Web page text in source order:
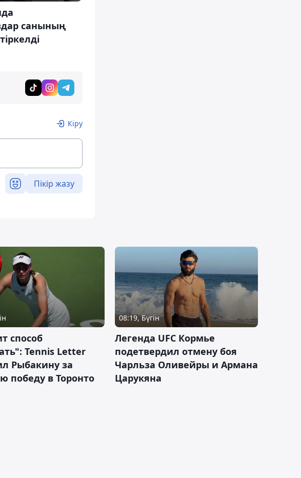
санының
Кіру
Пікір жазу
способ
Tennis Letter
Рыбакину за
победу в Торонто
08:19, Бүгін
Легенда UFC Кормье
подетвердил отмену боя
Чарльза Оливейры и Армана
Царукяна